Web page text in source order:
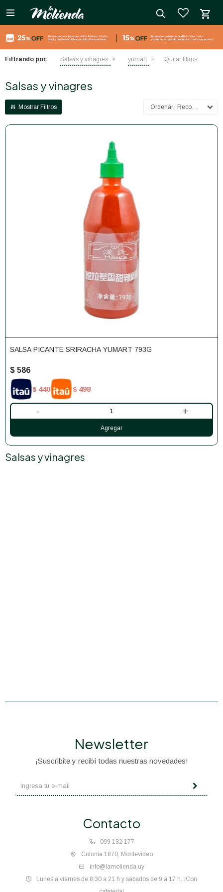

Filtrando por: Salsas y vinagres yumart Quitar filtros
Salsas y vinagres
Recomendados
SALSA PICANTE SRIRACHA YUMART 793G
$ 586
$ 440 $ 498
- +
Salsas y vinagres
Contacto
099 132 177
Colonia 1870, Montevideo
info@lamolienda.uy
Lunes a viernes de 8:30 a 21 h y sábados de 9 a 17 h. ¡Con
Newsletter
¡Suscribite y recibí todas nuestras novedades!